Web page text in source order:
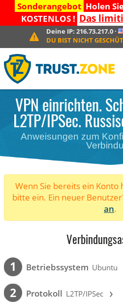
Sonderangebot Holen
KOSTENLOS ! Das
Deine IP: 216.73.217.0·
DU BIST NICHT
VPN einrichten.
L2TP/IPSec.
Anweisungen zum
Wenn Sie bereits ein Konto
bitte ein. Ein neuer
an.
1 Betriebssystem Ubuntu
2 Protokoll L2TP/IPSec ›